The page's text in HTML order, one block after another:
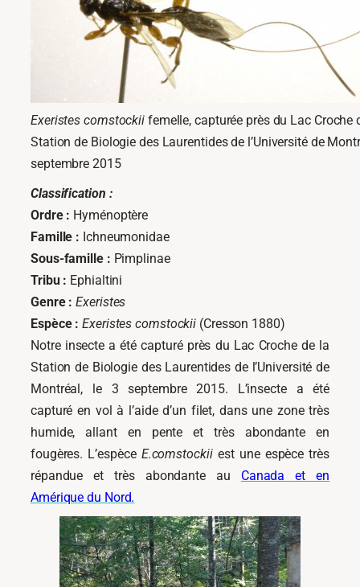
Exeristes comstockii femelle, capturée près du Lac Croche
Station de Biologie des Laurentides de l’Université de
septembre 2015
Classification :
Ordre : Hyménoptère
Famille : Ichneumonidae
Sous-famille : Pimplinae
Tribu : Ephialtini
Genre : Exeristes
Espèce : Exeristes comstockii (Cresson 1880)
Notre insecte a été capturé près du Lac Croche de la
Station de Biologie des Laurentides de l’Université de
Montréal, le 3 septembre 2015. L’insecte a été
capturé en vol à l’aide d’un filet, dans une zone très
humide, allant en pente et très abondante en
fougères. L’espèce E.comstockii est une espèce très
répandue et très abondante au Canada et en
Amérique du Nord.